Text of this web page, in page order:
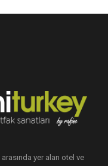
yer alan otel ve